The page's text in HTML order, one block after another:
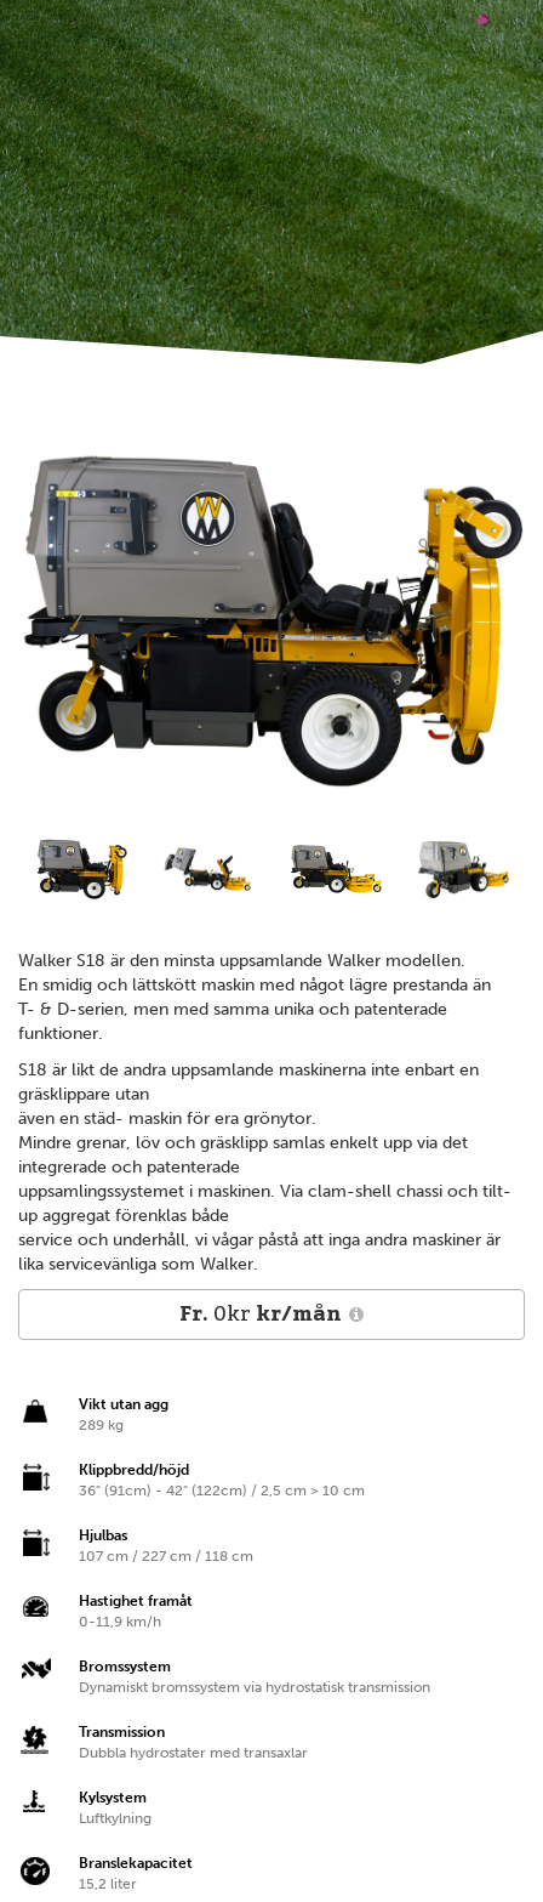
Walker S18 är den minsta uppsamlande Walker modellen.
En smidig och lättskött maskin med något lägre prestanda än
T- & D-serien, men med samma unika och patenterade
funktioner.
S18 är likt de andra uppsamlande maskinerna inte enbart en
gräsklippare utan
även en städ- maskin för era grönytor.
Mindre grenar, löv och gräsklipp samlas enkelt upp via det
integrerade och patenterade
uppsamlings­systemet i maskinen. Via clam-shell chassi och tilt-
up aggregat förenklas både
service och underhåll, vi vågar påstå att inga andra maskiner är
lika servicevänliga som Walker.
Fr.0krkr/mån
Branslekapacitet
15,2 liter
Kylsystem
Luftkylning
Transmission
Dubbla hydrostater med transaxlar
Bromssystem
Dynamiskt bromssystem via hydrostatisk transmission
Hastighet framåt
0-11,9 km/h
Hjulbas
107 cm / 227 cm / 118 cm
Klippbredd/höjd
36" (91cm) - 42" (122cm) / 2,5 cm > 10 cm
Vikt utan agg
289 kg